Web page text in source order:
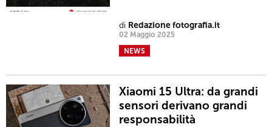
di Redazione fotografia.it
02 Maggio 2025
NEWS
Xiaomi 15 Ultra: da grandi
sensori derivano grandi
responsabilità